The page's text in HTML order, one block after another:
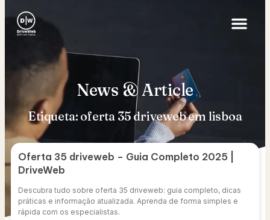
News & Article
Etiqueta: oferta 35 driveweb em lisboa
Oferta 35 driveweb – Guia Completo 2025 |
DriveWeb
Descubra tudo sobre oferta 35 driveweb: guia completo, dicas
práticas e informação atualizada. Aprenda de forma simples e
rápida com os especialistas.